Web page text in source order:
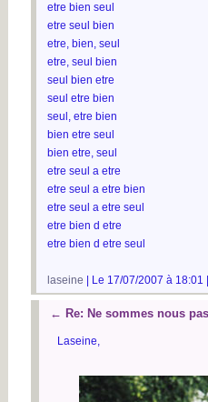
etre bien seul
etre seul bien
etre, bien, seul
etre, seul bien
seul bien etre
seul etre bien
seul, etre bien
bien etre seul
bien etre, seul
etre seul a etre
etre seul a etre bien
etre seul a etre seul
etre bien d etre
etre bien d etre seul
laseine | Le 17/07/2007 à 18:01
← Re: Ne sommes nous
Laseine,